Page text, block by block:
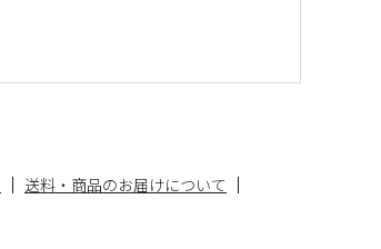
送料・商品のお届けについて